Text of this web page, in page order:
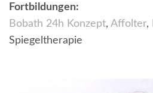
Fortbildungen:
Bobath 24h Konzept, Affolter,
Spiegeltherapie